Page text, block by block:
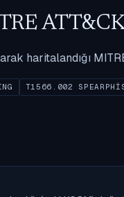
haritalandığı
T1566.002